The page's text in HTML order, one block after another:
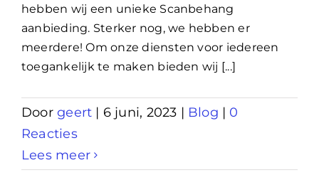
hebben wij een unieke Scanbehang
aanbieding. Sterker nog, we hebben er
meerdere! Om onze diensten voor iedereen
toegankelijk te maken bieden wij [...]
Doorgeert | 6 juni, 2023 | Blog | 0
Reacties
Lees meer